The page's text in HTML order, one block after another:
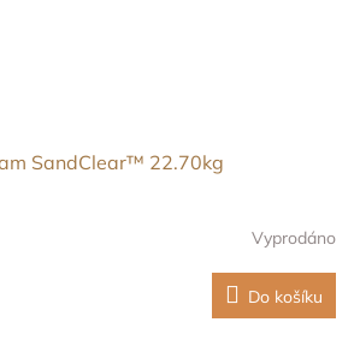
SandClear™ 22.70kg
Vyprodáno
Do košíku